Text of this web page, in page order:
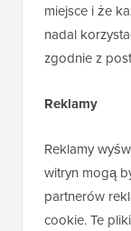
miejsce i że
nadal
zgodnie z
Reklamy
Reklamy
witryn mogą
partnerów
cookie. Te